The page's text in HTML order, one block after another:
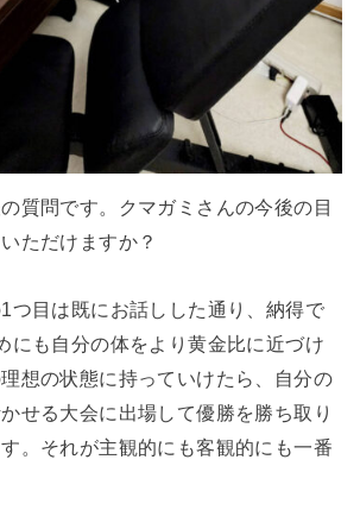
質問です。クマガミさんの今後の目
ただけますか？
つ目は既にお話しした通り、納得で
にも自分の体をより黄金比に近づけ
想の状態に持っていけたら、自分の
せる大会に出場して優勝を勝ち取り
。それが主観的にも客観的にも一番